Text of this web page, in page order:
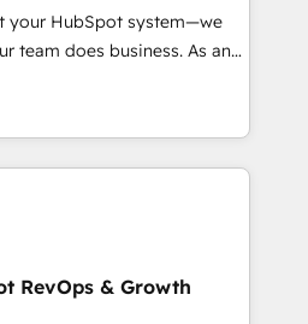
Belgium, Singapore, and
175+ employees.
your HubSpot system—we
team does business. As an
end CRM solutions that
operational efficiency,
value on HubSpot. What
the time to deeply
results. Our mission
HubSpot’s full potential
RevOps & Growth